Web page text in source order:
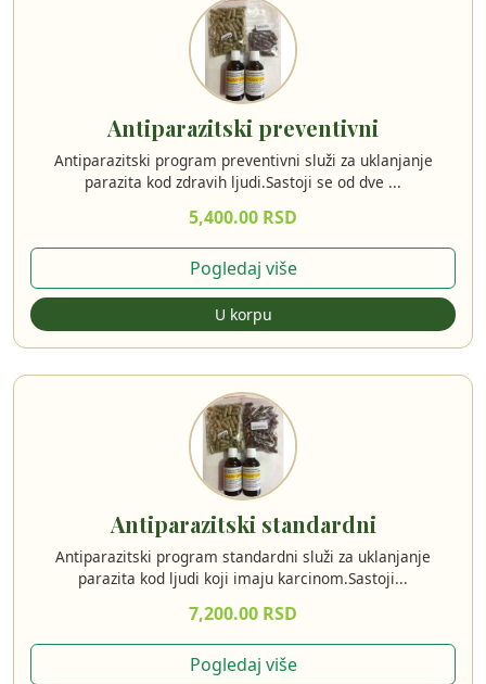
Antiparazitski preventivni
Antiparazitski program preventivni služi za uklanjanje
parazita kod zdravih ljudi.Sastoji se od dve ...
5,400.00 RSD
Pogledaj više
U korpu
Antiparazitski standardni
Antiparazitski program standardni služi za uklanjanje
parazita kod ljudi koji imaju karcinom.Sastoji...
7,200.00 RSD
Pogledaj više